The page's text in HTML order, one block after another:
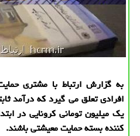
به گزارش ارتباط با مشتری
افرادی تعلق می گیرد كه درآمد
یك میلیون تومانی كرونایی در
كننده بسته حمایت معیشتی باشند.